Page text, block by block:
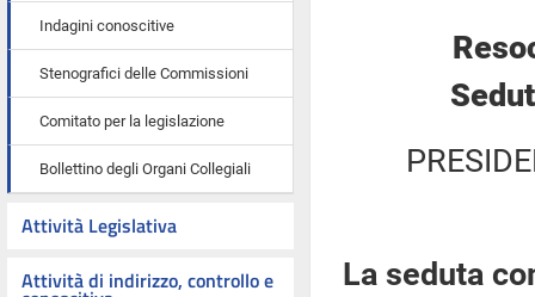
Indagini conoscitive
Stenografici delle Commissioni
Comitato per la legislazione
Bollettino degli Organi Collegiali
Attività Legislativa
Attività di indirizzo, controllo e
La seduta